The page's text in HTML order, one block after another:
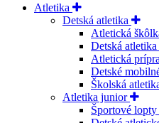
Atletika
Detská atletika
Atletická
Detská
Atletická
Detské
Školská
Atletika junior
Športové